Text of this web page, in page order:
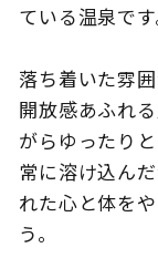
このサイト
動画ライブ
お問い合わせ
ている温泉です
落ち着いた雰
開放感あふれ
がらゆったり
常に溶け込ん
れた心と体を
う。